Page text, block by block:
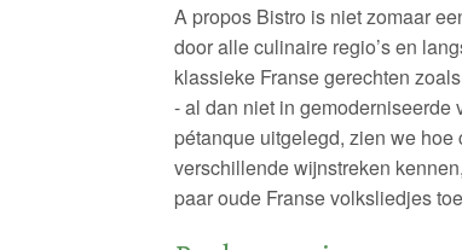
A propos Bistro is niet zomaar
door alle culinaire regio’s en
klassieke Franse gerechten
- al dan niet in gemoderniseerde
pétanque uitgelegd, zien we
verschillende wijnstreken
paar oude Franse volksliedjes